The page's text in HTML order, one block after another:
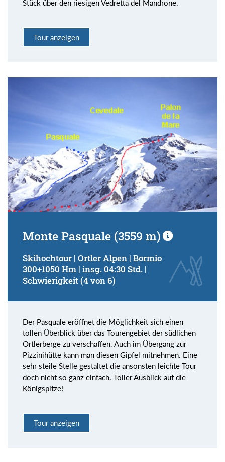
Stück über den riesigen Vedretta del Mandrone.
Tour anzeigen
Monte Pasquale (3559 m)
Skihochtour | Ortler Alpen | Bormio
300+1050 Hm | insg. 04:30 Std. |
Schwierigkeit (4 von 6)
Der Pasquale eröffnet die Möglichkeit sich einen
tollen Überblick über das Tourengebiet der südlichen
Ortlerberge zu verschaffen. Auch im Übergang zur
Pizzinihütte kann man diesen Gipfel mitnehmen. Eine
sehr steile Stelle gestaltet die ansonsten leichte Tour
doch nicht so ganz einfach. Toller Ausblick auf die
Königspitze!
Tour anzeigen